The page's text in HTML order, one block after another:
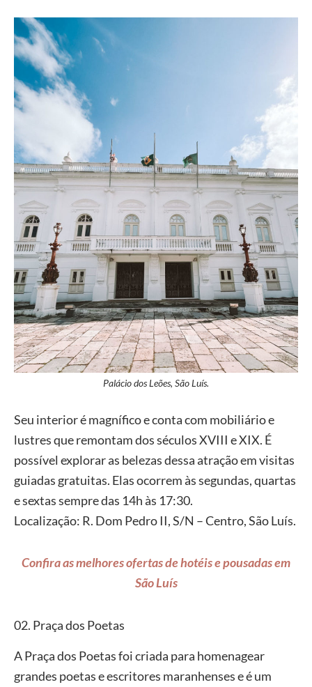
Palácio dos Leões, São Luís.
Seu interior é magnífico e conta com mobiliário e
lustres que remontam dos séculos XVIII e XIX. É
possível explorar as belezas dessa atração em visitas
guiadas gratuitas. Elas ocorrem às segundas, quartas
e sextas sempre das 14h às 17:30.
Localização: R. Dom Pedro II, S/N – Centro, São Luís.
Confira as melhores ofertas de hotéis e pousadas em
São Luís
02. Praça dos Poetas
A Praça dos Poetas foi criada para homenagear
grandes poetas e escritores maranhenses e é um